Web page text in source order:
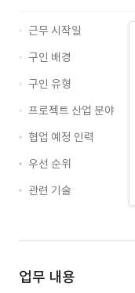
근무 시작일
구인 배경
구인 유형
프로젝트 산업 분야
협업 예정 인력
우선 순위
관련 기술
업무 내용